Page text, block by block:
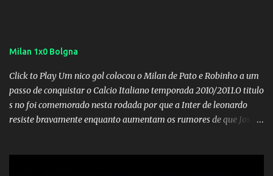
Milan 1x0 Bolgna
Click to Play Um nico gol colocou o Milan de Pato e Robinho a um
passo de conquistar o Calcio Italiano temporada 2010/2011.O titulo
s no foi comemorado nesta rodada por que a Inter de leonardo
resiste bravamente enquanto aumentam os rumores de que Jos